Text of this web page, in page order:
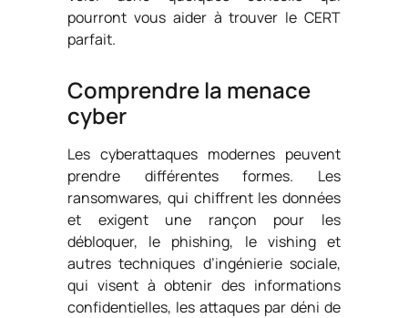
pourront vous aider à trouver le CERT
parfait.
Comprendre la menace
cyber
Les cyberattaques modernes peuvent
prendre différentes formes. Les
ransomwares, qui chiffrent les données
et exigent une rançon pour les
débloquer, le phishing, le vishing et
autres techniques d’ingénierie sociale,
qui visent à obtenir des informations
confidentielles, les attaques par déni de